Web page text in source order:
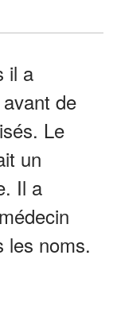
il a
de
Le
un
Il a
les noms.